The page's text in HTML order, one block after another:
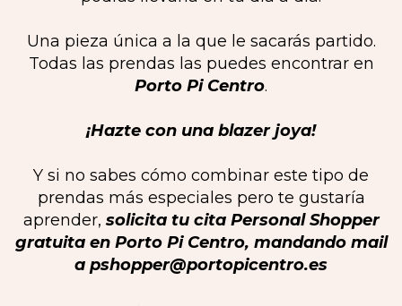
Una pieza única a la que le sacarás partido.
Todas las prendas las puedes encontrar en
Porto Pi Centro.
¡Hazte con una blazer joya!
Y si no sabes cómo combinar este tipo de
prendas más especiales pero te gustaría
aprender, solicita tu cita Personal Shopper
gratuita en Porto Pi Centro, mandando mail
a pshopper@portopicentro.es